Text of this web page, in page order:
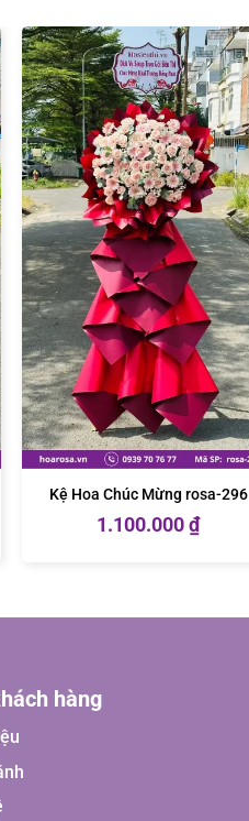
Kệ Hoa Chúc Mừng rosa-296
1.100.000₫
hàng